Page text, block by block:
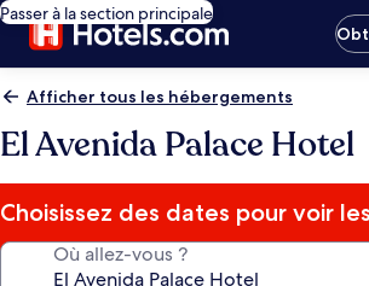
Passer à la section principale
Afficher tous les hébergements
El Avenida Palace Hotel
Choisissez des dates pour voir
Où allez-vous ?